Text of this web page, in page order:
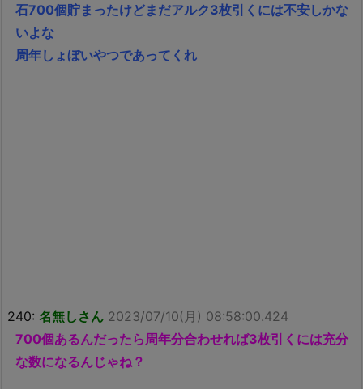
石700個貯まったけどまだアルク3枚引くには不安しかな
いよな
周年しょぼいやつであってくれ
240: 名無しさん 2023/07/10(月) 08:58:00.424
700個あるんだったら周年分合わせれば3枚引くには充分
な数になるんじゃね？